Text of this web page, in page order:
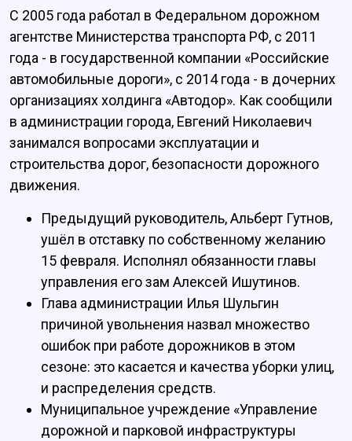
С 2005 года работал в Федеральном дорожном
агентстве Министерства транспорта РФ, с 2011
года - в государственной компании «Российские
автомобильные дороги», с 2014 года - в дочерних
организациях холдинга «Автодор». Как сообщили
в администрации города, Евгений Николаевич
занимался вопросами эксплуатации и
строительства дорог, безопасности дорожного
движения.
Предыдущий руководитель, Альберт Гутнов,
ушёл в отставку по собственному желанию
15 февраля. Исполнял обязанности главы
управления его зам Алексей Ишутинов.
Глава администрации Илья Шульгин
причиной увольнения назвал множество
ошибок при работе дорожников в этом
сезоне: это касается и качества уборки улиц,
и распределения средств.
Муниципальное учреждение «Управление
дорожной и парковой инфраструктуры